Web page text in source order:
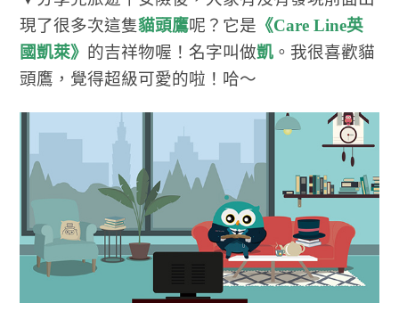
現了很多次這隻貓頭鷹呢？它是 《Care Line英
國凱萊》 的吉祥物喔！名字叫做凱。我很喜歡貓
頭鷹，覺得超級可愛的啦！哈～